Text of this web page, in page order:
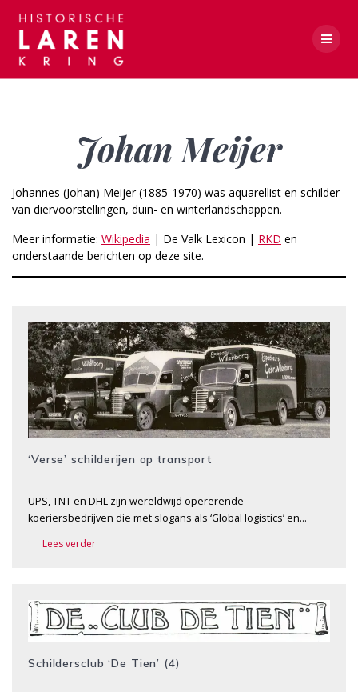
Johan Meijer
Johannes (Johan) Meijer (1885-1970) was aquarellist en schilder
van diervoorstellingen, duin- en winterlandschappen.
Meer informatie: Wikipedia | De Valk Lexicon | RKD en
onderstaande berichten op deze site.
‘Verse’ schilderijen op transport
UPS, TNT en DHL zijn wereldwijd opererende
koeriersbedrijven die met slogans als ‘Global logistics’ en…
Lees verder
Schildersclub ‘De Tien’ (4)